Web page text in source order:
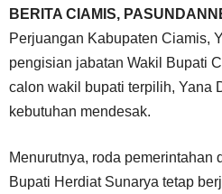
BERITA CIAMIS,
Perjuangan Kabupaten Ciamis,
pengisian jabatan Wakil Bupati
calon wakil bupati terpilih, Yana
kebutuhan mendesak.
Menurutnya, roda pemerintahan
Bupati Herdiat Sunarya tetap